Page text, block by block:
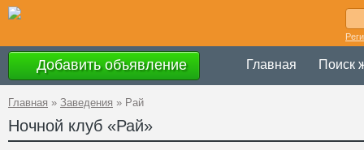
Добавить объявление Главная Поиск
Главная » Заведения » Рай
Ночной клуб «Рай»